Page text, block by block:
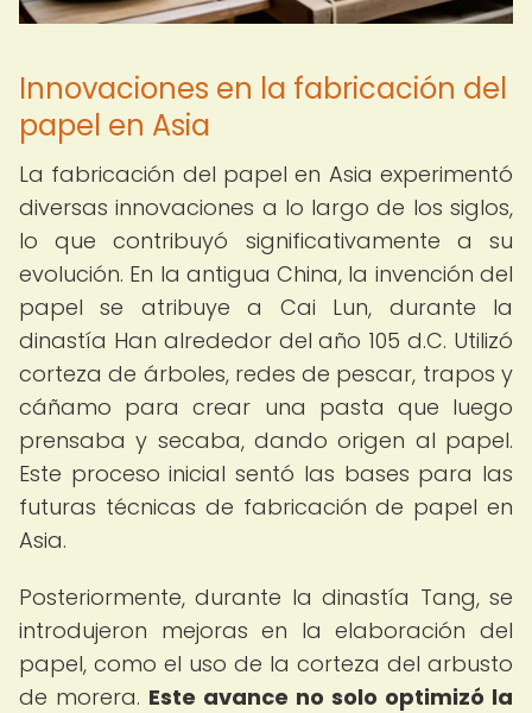
Innovaciones en la fabricación del
papel en Asia
La fabricación del papel en Asia experimentó
diversas innovaciones a lo largo de los siglos,
lo que contribuyó significativamente a su
evolución. En la antigua China, la invención del
papel se atribuye a Cai Lun, durante la
dinastía Han alrededor del año 105 d.C. Utilizó
corteza de árboles, redes de pescar, trapos y
cáñamo para crear una pasta que luego
prensaba y secaba, dando origen al papel.
Este proceso inicial sentó las bases para las
futuras técnicas de fabricación de papel en
Asia.
Posteriormente, durante la dinastía Tang, se
introdujeron mejoras en la elaboración del
papel, como el uso de la corteza del arbusto
de morera. Este avance no solo optimizó la